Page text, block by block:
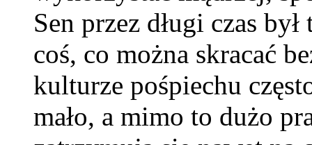
Sen przez długi czas
coś, co można skracać
kulturze pośpiechu
mało, a mimo to dużo